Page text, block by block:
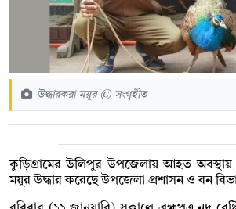
উদ্ধারকরা ময়ূর © সংগৃহীত
কুড়িগ্রামের উলিপুর উপজেলায় আহত অবস্থায়
ময়ূর উদ্ধার করেছে উপজেলা প্রশাসন ও বন